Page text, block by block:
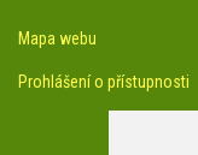
Mapa webu
Prohlášení o přístupnosti